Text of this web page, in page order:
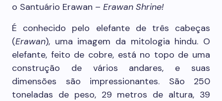
o Santuário Erawan – Erawan Shrine!
É conhecido pelo elefante de três cabeças
(Erawan), uma imagem da mitologia hindu. O
elefante, feito de cobre, está no topo de uma
construção de vários andares, e suas
dimensões são impressionantes. São 250
toneladas de peso, 29 metros de altura, 39